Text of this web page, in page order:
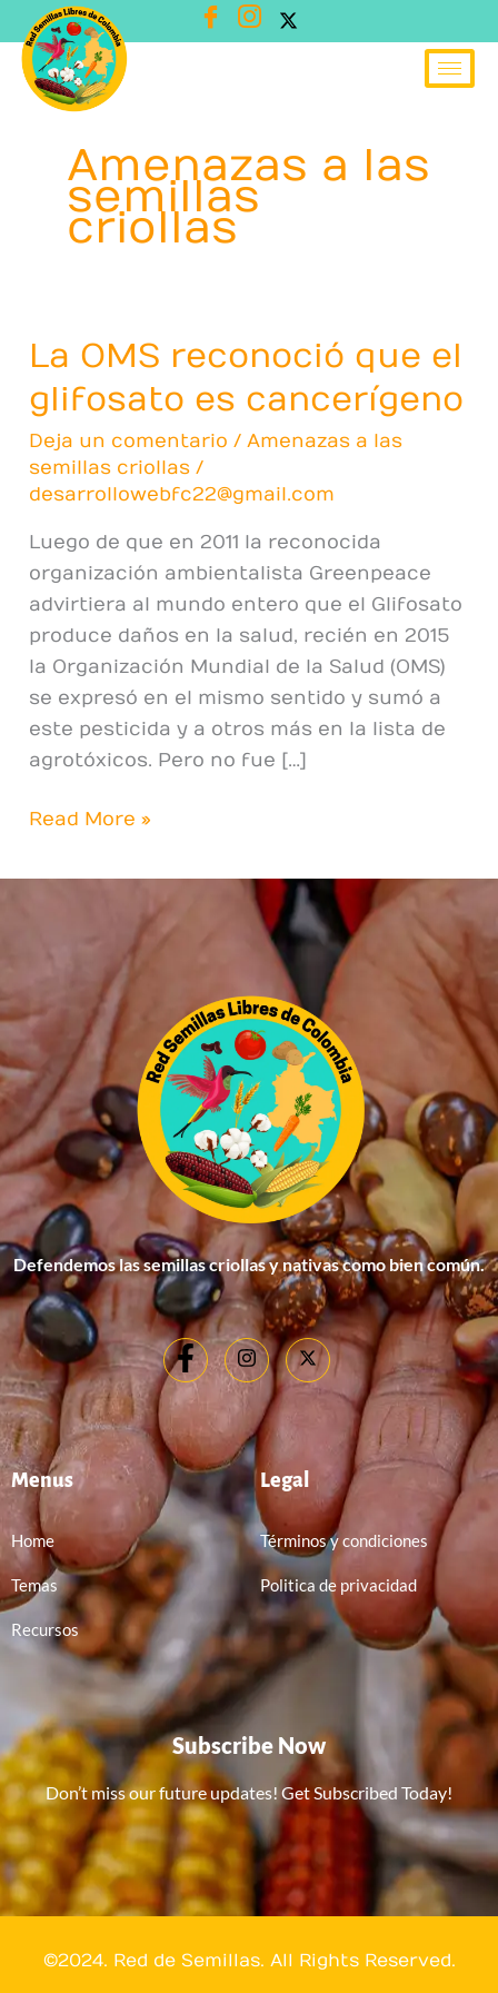
al
contenido
Amenazas a las
semillas
criollas
La OMS reconoció que el
glifosato es cancerígeno
Deja un comentario /Amenazas a las
semillas criollas /
desarrollowebfc22@gmail.com
Luego de que en 2011 la reconocida
organización ambientalista Greenpeace
advirtiera al mundo entero que el Glifosato
produce daños en la salud, recién en 2015
la Organización Mundial de la Salud (OMS)
se expresó en el mismo sentido y sumó a
este pesticida y a otros más en la lista de
agrotóxicos. Pero no fue […]
La
reconoció
que
el
glifosato
es
cancerígeno
Read More »
Defendemos las semillas criollas y nativas como bien común.
Menus
Home
Temas
Recursos
Legal
Términos y condiciones
Politica de privacidad
Subscribe Now
Don’t miss our future updates! Get Subscribed Today!
©2024. Red de Semillas. All Rights Reserved.